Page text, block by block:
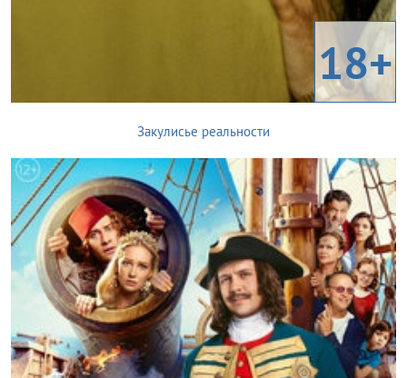
18+
Закулисье реальности